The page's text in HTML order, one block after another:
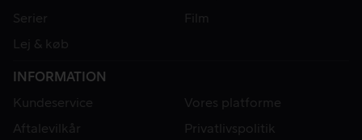
Serier
Film
Lej & køb
INFORMATION
Kundeservice
Vores platforme
Aftalevilkår
Privatlivspolitik